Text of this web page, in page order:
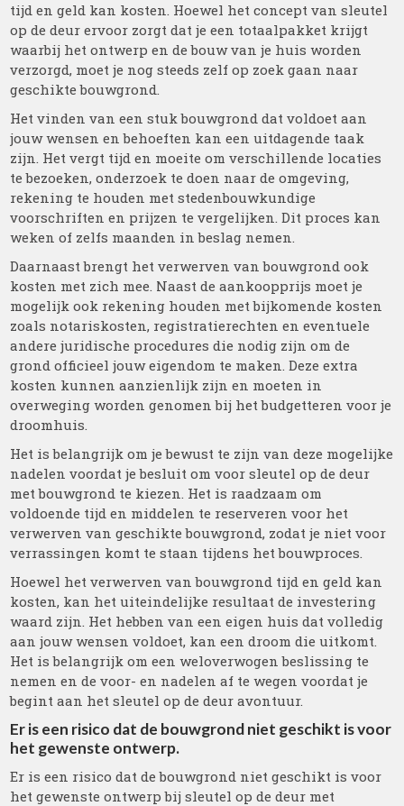
tijd en geld kan kosten. Hoewel het concept van sleutel
op de deur ervoor zorgt dat je een totaalpakket krijgt
waarbij het ontwerp en de bouw van je huis worden
verzorgd, moet je nog steeds zelf op zoek gaan naar
geschikte bouwgrond.
Het vinden van een stuk bouwgrond dat voldoet aan
jouw wensen en behoeften kan een uitdagende taak
zijn. Het vergt tijd en moeite om verschillende locaties
te bezoeken, onderzoek te doen naar de omgeving,
rekening te houden met stedenbouwkundige
voorschriften en prijzen te vergelijken. Dit proces kan
weken of zelfs maanden in beslag nemen.
Daarnaast brengt het verwerven van bouwgrond ook
kosten met zich mee. Naast de aankoopprijs moet je
mogelijk ook rekening houden met bijkomende kosten
zoals notariskosten, registratierechten en eventuele
andere juridische procedures die nodig zijn om de
grond officieel jouw eigendom te maken. Deze extra
kosten kunnen aanzienlijk zijn en moeten in
overweging worden genomen bij het budgetteren voor je
droomhuis.
Het is belangrijk om je bewust te zijn van deze mogelijke
nadelen voordat je besluit om voor sleutel op de deur
met bouwgrond te kiezen. Het is raadzaam om
voldoende tijd en middelen te reserveren voor het
verwerven van geschikte bouwgrond, zodat je niet voor
verrassingen komt te staan tijdens het bouwproces.
Hoewel het verwerven van bouwgrond tijd en geld kan
kosten, kan het uiteindelijke resultaat de investering
waard zijn. Het hebben van een eigen huis dat volledig
aan jouw wensen voldoet, kan een droom die uitkomt.
Het is belangrijk om een weloverwogen beslissing te
nemen en de voor- en nadelen af te wegen voordat je
begint aan het sleutel op de deur avontuur.
Er is een risico dat de bouwgrond niet geschikt is voor
het gewenste ontwerp.
Er is een risico dat de bouwgrond niet geschikt is voor
het gewenste ontwerp bij sleutel op de deur met